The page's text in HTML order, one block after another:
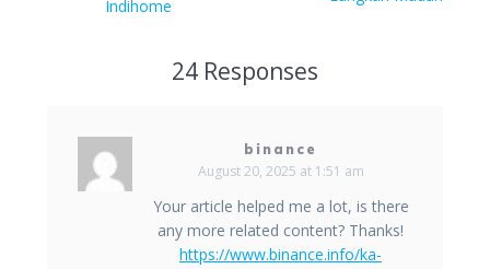
Indihome
24 Responses
binance
August 20, 2025 at 1:51 am
Your article helped me a lot, is there
any more related content? Thanks!
https://www.binance.info/ka-